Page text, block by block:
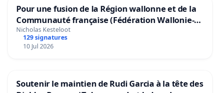
Pour une fusion de la Région wallonne et de la
Communauté française (Fédération Wallonie-
Bruxelles)
Nicholas Kesteloot
129 signatures
10 Jul 2026
Soutenir le maintien de Rudi Garcia à la tête des